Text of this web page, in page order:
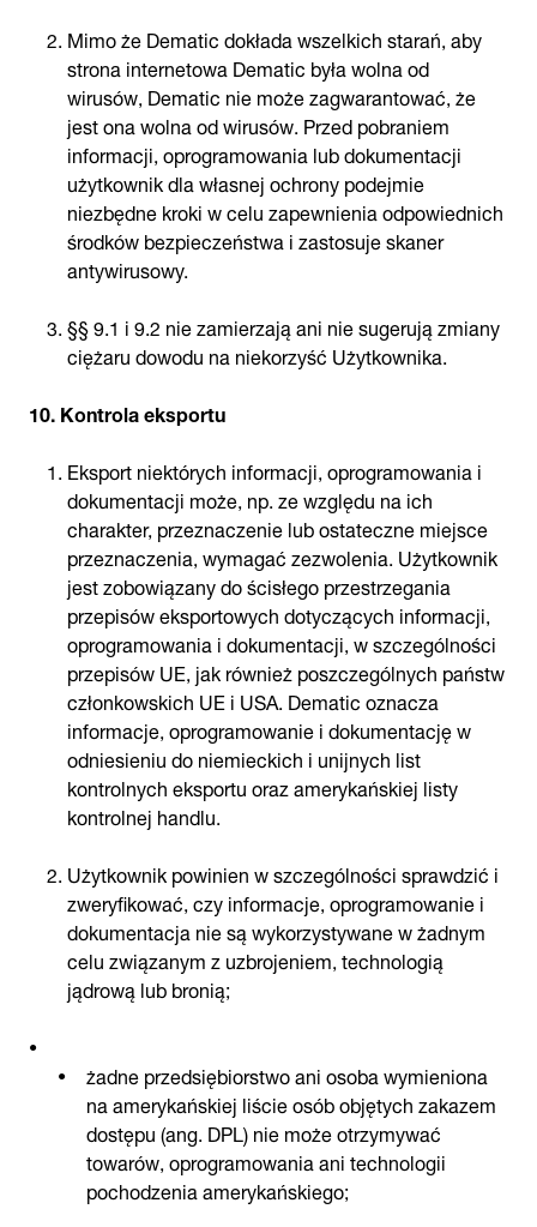
Mimo że Dematic dokłada wszelkich starań, aby
strona internetowa Dematic była wolna od
wirusów, Dematic nie może zagwarantować, że
jest ona wolna od wirusów. Przed pobraniem
informacji, oprogramowania lub dokumentacji
użytkownik dla własnej ochrony podejmie
niezbędne kroki w celu zapewnienia odpowiednich
środków bezpieczeństwa i zastosuje skaner
antywirusowy.
§§ 9.1 i 9.2 nie zamierzają ani nie sugerują zmiany
ciężaru dowodu na niekorzyść Użytkownika.
10. Kontrola eksportu
Eksport niektórych informacji, oprogramowania i
dokumentacji może, np. ze względu na ich
charakter, przeznaczenie lub ostateczne miejsce
przeznaczenia, wymagać zezwolenia. Użytkownik
jest zobowiązany do ścisłego przestrzegania
przepisów eksportowych dotyczących informacji,
oprogramowania i dokumentacji, w szczególności
przepisów UE, jak również poszczególnych państw
członkowskich UE i USA. Dematic oznacza
informacje, oprogramowanie i dokumentację w
odniesieniu do niemieckich i unijnych list
kontrolnych eksportu oraz amerykańskiej listy
kontrolnej handlu.
Użytkownik powinien w szczególności sprawdzić i
zweryfikować, czy informacje, oprogramowanie i
dokumentacja nie są wykorzystywane w żadnym
celu związanym z uzbrojeniem, technologią
jądrową lub bronią;
żadne przedsiębiorstwo ani osoba wymieniona
na amerykańskiej liście osób objętych zakazem
dostępu (ang. DPL) nie może otrzymywać
towarów, oprogramowania ani technologii
pochodzenia amerykańskiego;